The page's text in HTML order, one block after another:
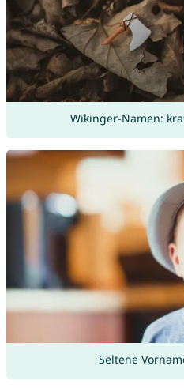
Wikinger-Namen:
Seltene